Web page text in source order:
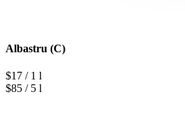
Albastru (C)
$17 / 1 l
$85 / 5 l